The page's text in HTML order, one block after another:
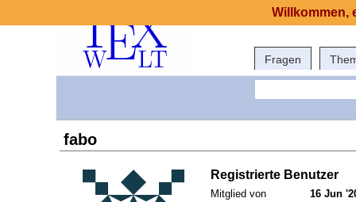
Fragen
fabo
Registrierte Benutzer
Mitglied von
16 Jun
Willkommen,